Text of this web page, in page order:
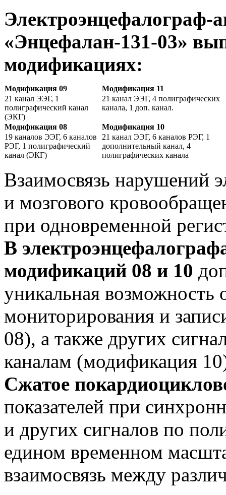
Электроэнцефалограф-
«Энцефалан-131-03»
модификациях:
Модификация 09
Модификация 11
21 канал ЭЭГ, 1
полиграфический канал
(ЭКГ)
21 канал ЭЭГ, 4 полиграфических
канала, 1 доп. канал.
Модификация 08
Модификация 10
19 каналов ЭЭГ, 6 каналов
РЭГ, 1 полиграфический
канал (ЭКГ)
21 канал ЭЭГ, 6 каналов РЭГ, 1
дополнительный канал, 4
полиграфических канала
Взаимосвязь нарушений
и мозгового
при одновременной
В
модификаций 08 и 10
уникальная возможность
мониторирования и
08), а также других
каналам (модификация
Сжатое
показателей при
и других сигналов по
едином временном
взаимосвязь между